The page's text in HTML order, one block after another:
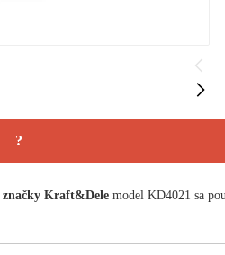
?
značky Kraft&Dele model KD4021 sa